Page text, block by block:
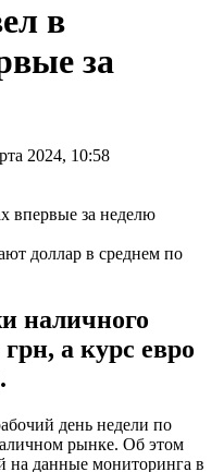
в
за
2024, 10:58
доллар в среднем по
наличного
а курс евро
день недели по
рынке. Об этом
на данные мониторинга в